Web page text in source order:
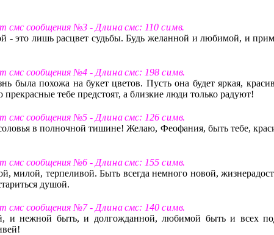
смс сообщения №3 - Д л и н асмс: 110 с и м в.
это лишь расцвет судьбы. Будь желанной и любимой, и
смс сообщения №4 - Д л и н асмс: 198 с и м в.
была похожа на букет цветов. Пусть она будет яркая,
тебе предстоят, а близкие люди только радуют!
смс сообщения №5 - Д л и н асмс: 126 с и м в.
в полночной тишине! Желаю, Феофания, быть тебе,
смс сообщения №6 - Д л и н асмс: 155 с и м в.
милой, терпеливой. Быть всегда немного новой,
душой.
смс сообщения №7 - Д л и н асмс: 140 с и м в.
и нежной быть, и долгожданной, любимой быть и всех